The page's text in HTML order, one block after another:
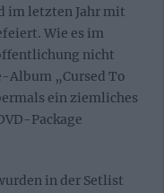
im letzten Jahr mit
Wie es im
nicht
Album „Cursed To
ein ziemliches
Package
in der Setlist